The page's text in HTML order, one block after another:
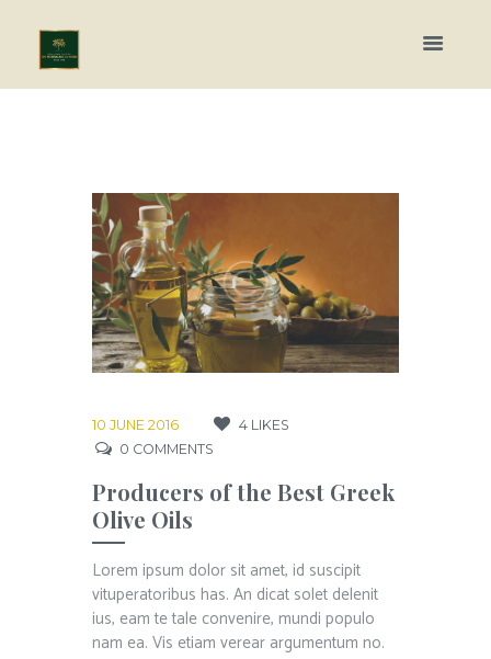
10 JUNE 2016 4LIKES
0 COMMENTS
Producers of the Best Greek
Olive Oils
Lorem ipsum dolor sit amet, id suscipit
vituperatoribus has. An dicat solet delenit
ius, eam te tale convenire, mundi populo
nam ea. Vis etiam verear argumentum no.